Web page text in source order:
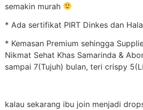
semakin murah
* Ada sertifikat PIRT Dinkes dan
* Kemasan Premium sehingga
Nikmat Sehat Khas Samarinda &
sampai 7(Tujuh) bulan, teri crispy
kalau sekarang ibu join menjadi